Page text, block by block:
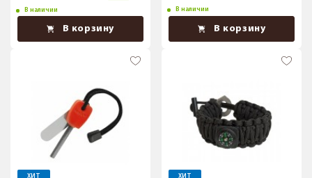
В наличии
В корзину
В наличии
В корзину
ХИТ ХИТ